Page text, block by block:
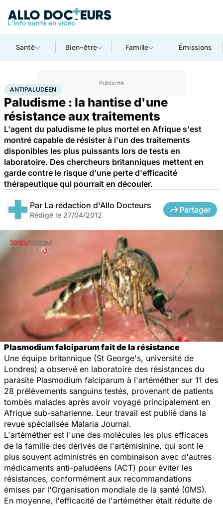
Santé Bien-être Famille Émissions
AccueilSantéMaladies Maladies infectieuses
ANTIPALUDÉEN
Paludisme : la hantise d'une
résistance aux traitements
L'agent du paludisme le plus mortel en Afrique s'est
montré capable de résister à l'un des traitements
disponibles les plus puissants lors de tests en
laboratoire. Des chercheurs britanniques mettent en
garde contre le risque d'une perte d'efficacité
thérapeutique qui pourrait en découler.
Par La rédaction d'Allo Docteurs
Rédigé le 27/04/2012
Partager
Plasmodium falciparumfait de la résistance
Une équipe britannique (St George's, université de
Londres) a observé en laboratoire des résistances du
parasite Plasmodium falciparum à l'artéméther sur 11 des
28 prélèvements sanguins testés, provenant de patients
tombés malades après avoir voyagé principalement en
Afrique sub-saharienne. Leur travail est publié dans la
revue spécialisée Malaria Journal.
L'artéméther est l'une des molécules les plus efficaces
de la famille des dérivés de l'artémisinine, qui sont le
plus souvent administrés en combinaison avec d'autres
médicaments anti-paludéens (ACT) pour éviter les
résistances, conformément aux recommandations
émises par l'Organisation mondiale de la santé (0MS).
En moyenne, l'efficacité de l'artéméther était réduite de